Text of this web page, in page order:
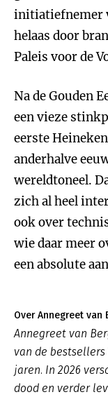
initiatiefnemer
helaas door
Paleis voor de
Na de Gouden
een vieze
eerste
anderhalve
wereldtoneel.
zich al heel
ook over
wie daar meer
een absolute
Over Annegreet van
Annegreet van
van de bestsellers
jaren. In 2026
dood en verder